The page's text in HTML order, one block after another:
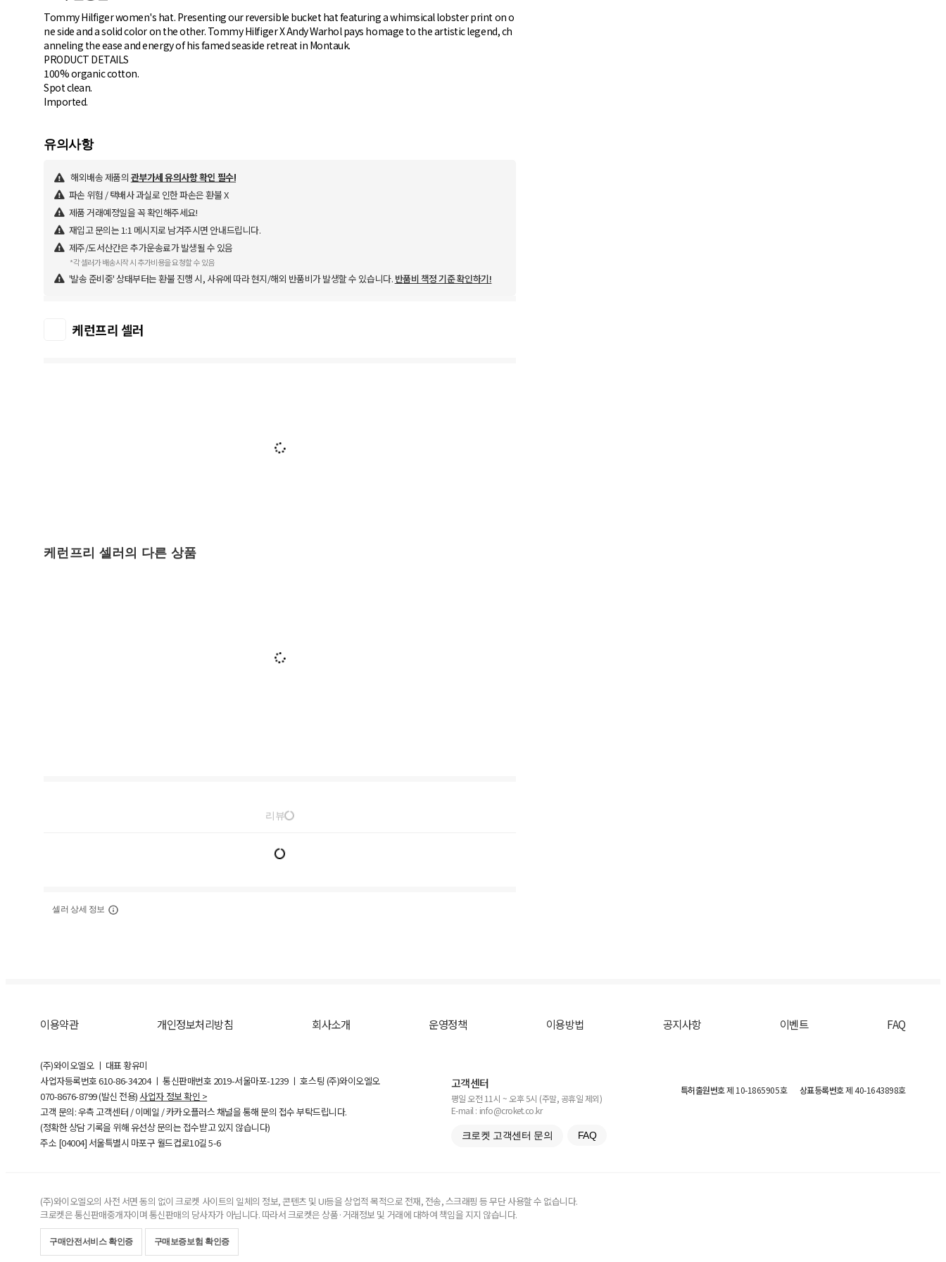
Tommy Hilfiger women's hat. Presenting our reversible bucket hat featuring a whimsical lobster print on o
ne side and a solid color on the other. Tommy Hilfiger X Andy Warhol pays homage to the artistic legend, ch
anneling the ease and energy of his famed seaside retreat in Montauk.
PRODUCT DETAILS
100% organic cotton.
Spot clean.
Imported.
유의사항
해외배송 제품의 관부가세 유의사항 확인 필수!
파손 위험 / 택배사 과실로 인한 파손은 환불 X
제품 거래예정일을 꼭 확인해주세요!
재입고 문의는 1:1 메시지로 남겨주시면 안내드립니다.
제주/도서산간은 추가운송료가 발생될 수 있음
*각 셀러가 배송시작 시 추가비용을 요청할 수 있음
'발송 준비중' 상태부터는 환불 진행 시, 사유에 따라 현지/해외 반품비가 발생할 수 있습니다. 반품비 책정 기준 확인하기!
케런프리 셀러
케런프리 셀러의 다른 상품
리뷰
셀러 상세 정보
이용약관 개인정보처리방침 회사소개 운영정책 이용방법 공지사항 이벤트 FAQ
(주)와이오엘오 ㅣ 대표 황유미
사업자등록번호610-86-34204ㅣ 통신판매번호 2019-서울마포-1239 ㅣ 호스팅 (주)와이오엘오
070-8676-8799 (발신 전용) 사업자 정보 확인 >
고객 문의: 우측 고객센터 / 이메일 / 카카오플러스 채널을 통해 문의 접수 부탁드립니다.
(정확한 상담 기록을 위해 유선상 문의는 접수받고 있지 않습니다)
주소 [04004] 서울특별시 마포구 월드컵로10길5-6
고객센터
평일 오전 11시 ~ 오후 5시 (주말, 공휴일 제외)
E-mail : info@croket.co.kr
크로켓 고객센터 문의 FAQ
특허출원번호제 10-1865905호 상표등록번호제 40-1643898호
(주)와이오엘오의 사전 서면 동의 없이 크로켓 사이트의 일체의 정보, 콘텐츠 및 UI등을 상업적 목적으로 전재, 전송, 스크래핑 등 무단 사용할 수 없습니다.
크로켓은 통신판매중개자이며 통신판매의 당사자가 아닙니다. 따라서 크로켓은 상품·거래정보 및 거래에 대하여 책임을 지지 않습니다.
구매안전서비스 확인증 구매보증보험 확인증